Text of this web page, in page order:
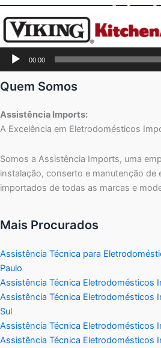
00:00
Quem Somos
Assistência Imports:
A Excelência em Eletrodomésticos
Somos a Assistência Imports, uma
instalação, conserto e manutenção de
importados de todas as marcas e
Mais Procurados
Assistência Técnica para
Paulo
Assistência Técnica Eletrodomésticos
Assistência Técnica Eletrodomésticos
Sul
Assistência Técnica Eletrodomésticos
Assistência Técnica Eletrodomésticos